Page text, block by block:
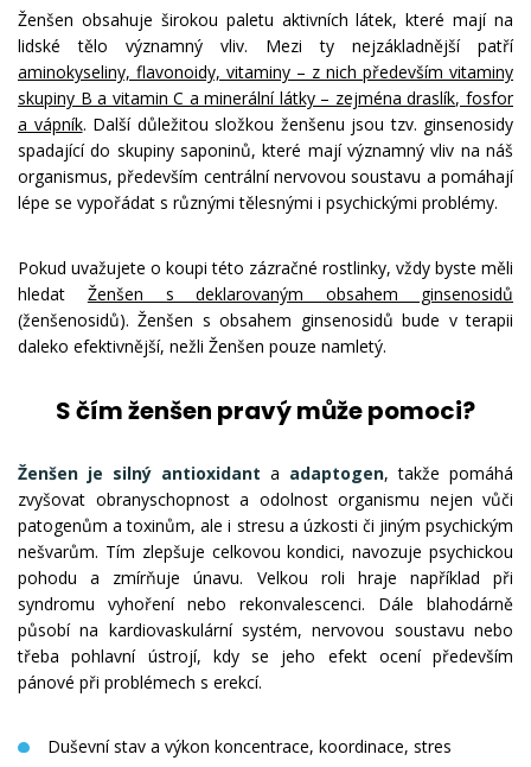
Ženšen obsahuje širokou paletu aktivních látek, které mají na
lidské tělo významný vliv. Mezi ty nejzákladnější patří
aminokyseliny, flavonoidy, vitaminy – z nich především vitaminy
skupiny B a vitamin C a minerální látky – zejména draslík, fosfor
a vápník. Další důležitou složkou ženšenu jsou tzv. ginsenosidy
spadající do skupiny saponinů, které mají významný vliv na náš
organismus, především centrální nervovou soustavu a pomáhají
lépe se vypořádat s různými tělesnými i psychickými problémy.
Pokud uvažujete o koupi této zázračné rostlinky, vždy byste měli
hledat Ženšen s deklarovaným obsahem ginsenosidů
(ženšenosidů). Ženšen s obsahem ginsenosidů bude v terapii
daleko efektivnější, nežli Ženšen pouze namletý.
S čím ženšen pravý může pomoci?
Ženšen je silný antioxidant a adaptogen, takže pomáhá
zvyšovat obranyschopnost a odolnost organismu nejen vůči
patogenům a toxinům, ale i stresu a úzkosti či jiným psychickým
nešvarům. Tím zlepšuje celkovou kondici, navozuje psychickou
pohodu a zmírňuje únavu. Velkou roli hraje například při
syndromu vyhoření nebo rekonvalescenci. Dále blahodárně
působí na kardiovaskulární systém, nervovou soustavu nebo
třeba pohlavní ústrojí, kdy se jeho efekt ocení především
pánové při problémech s erekcí.
Duševní stav a výkon koncentrace, koordinace, stres